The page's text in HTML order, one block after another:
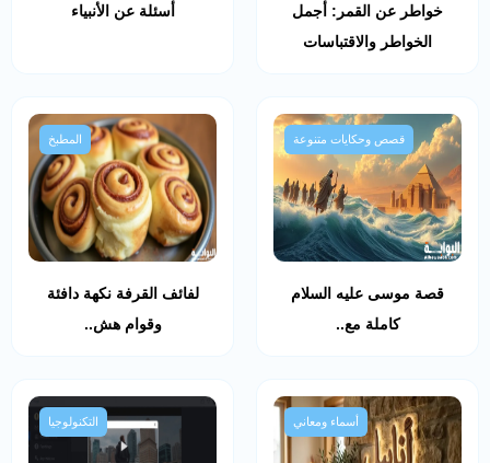
خواطر عن القمر: أجمل
الخواطر والاقتباسات
أسئلة عن الأنبياء
قصص وحكايات متنوعة
قصة موسى عليه السلام
كاملة مع..
المطبخ
لفائف القرفة نكهة دافئة
وقوام هش..
أسماء ومعاني التكنولوجيا